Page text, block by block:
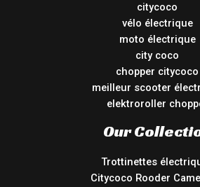
citycoco
vélo électrique
moto électrique
city coco
chopper citycoco
meilleur scooter
elektroroller
Our
Trottinettes
Citycoco Rooder